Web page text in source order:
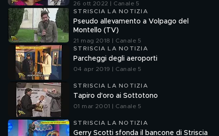
26 ott 2022 | Canale 5
STRISCIA LA NOTIZIA
Pseudo allevamento a Volpago del
Montello (TV)
21 mag 2018 | Canale 5
STRISCIA LA NOTIZIA
Parcheggi degli aeroporti
04 apr 2019 | Canale 5
STRISCIA LA NOTIZIA
Tapiro d'oro ai Sottotono
01 mar 2001 | Canale 5
STRISCIA LA NOTIZIA
Gerry Scotti sfonda il bancone di Striscia